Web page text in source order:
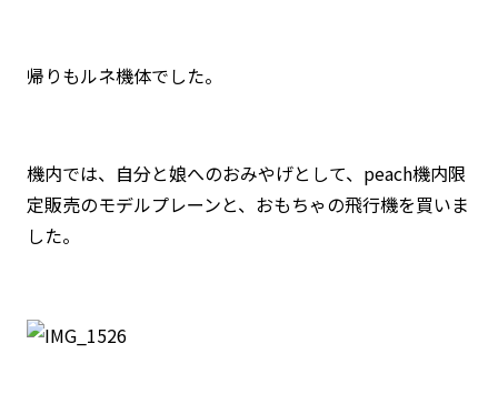
帰りもルネ機体でした。
機内では、自分と娘へのおみやげとして、peach機内限
定販売のモデルプレーンと、おもちゃの飛行機を買いま
した。